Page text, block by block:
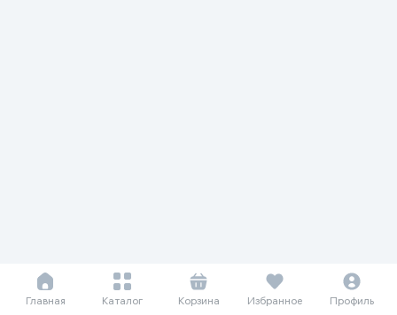
Главная Каталог Корзина Избранное Профиль